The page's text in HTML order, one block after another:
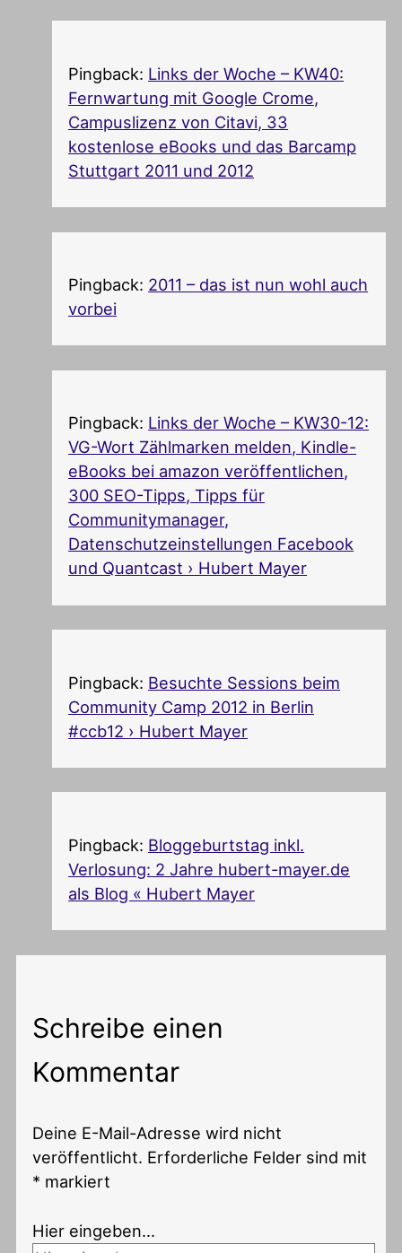
Pingback: Links der Woche – KW40:
Fernwartung mit Google Crome,
Campuslizenz von Citavi, 33
kostenlose eBooks und das Barcamp
Stuttgart 2011 und 2012
Pingback: 2011 – das ist nun wohl auch
vorbei
Pingback: Links der Woche – KW30-12:
VG-Wort Zählmarken melden, Kindle-
eBooks bei amazon veröffentlichen,
300 SEO-Tipps, Tipps für
Communitymanager,
Datenschutzeinstellungen Facebook
und Quantcast › Hubert Mayer
Pingback: Besuchte Sessions beim
Community Camp 2012 in Berlin
#ccb12 › Hubert Mayer
Pingback: Bloggeburtstag inkl.
Verlosung: 2 Jahre hubert-mayer.de
als Blog « Hubert Mayer
Schreibe einen
Kommentar
Deine E-Mail-Adresse wird nicht
veröffentlicht. Erforderliche Felder sind mit
* markiert
Hier eingeben…